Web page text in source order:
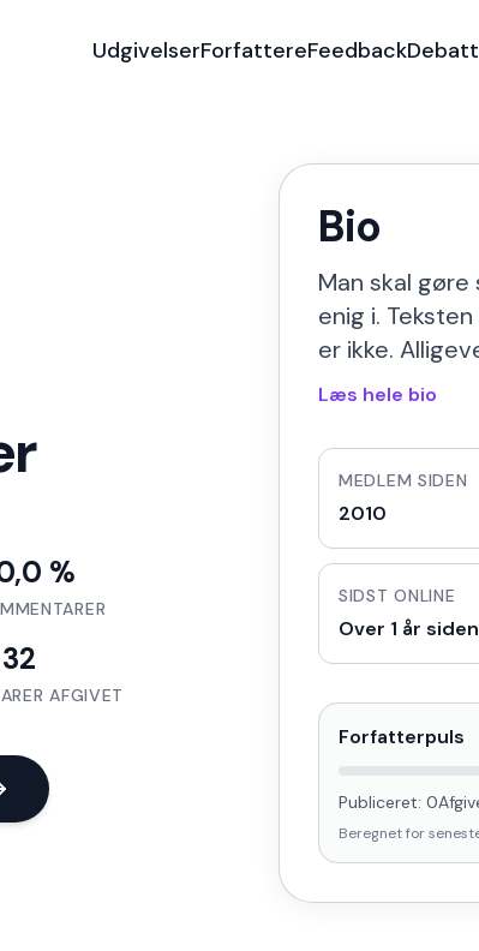
UdgivelserForfattereFeedback
%
32
AFGIVET
Bio
Man skal
enig i.
er ikke.
Læs hele bio
MEDLEM SIDEN
2010
SIDST ONLINE
Over 1 år siden
Forfatterpuls
Publiceret: 0
Beregnet for